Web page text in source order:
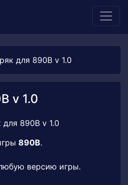
для 890B v 1.0
v 1.0
890B.
версию игры.